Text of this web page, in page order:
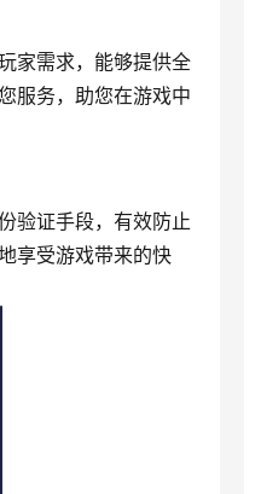
家需求，能够提供全
服务，助您在游戏中
验证手段，有效防止
享受游戏带来的快